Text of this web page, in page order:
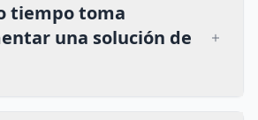
tiempo toma
una solución de